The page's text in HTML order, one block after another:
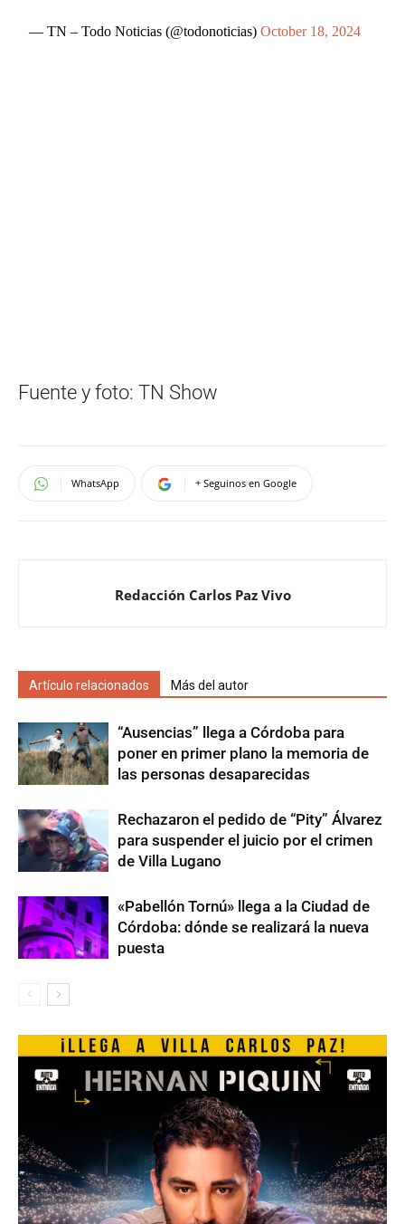
— TN – Todo Noticias (@todonoticias)October 18, 2024
Fuente y foto: TN Show
WhatsApp + Seguinos en Google
Redacción Carlos Paz Vivo
Artículo relacionados Más del autor
“Ausencias” llega a Córdoba para
poner en primer plano la memoria de
las personas desaparecidas
Rechazaron el pedido de “Pity” Álvarez
para suspender el juicio por el crimen
de Villa Lugano
«Pabellón Tornú» llega a la Ciudad de
Córdoba: dónde se realizará la nueva
puesta